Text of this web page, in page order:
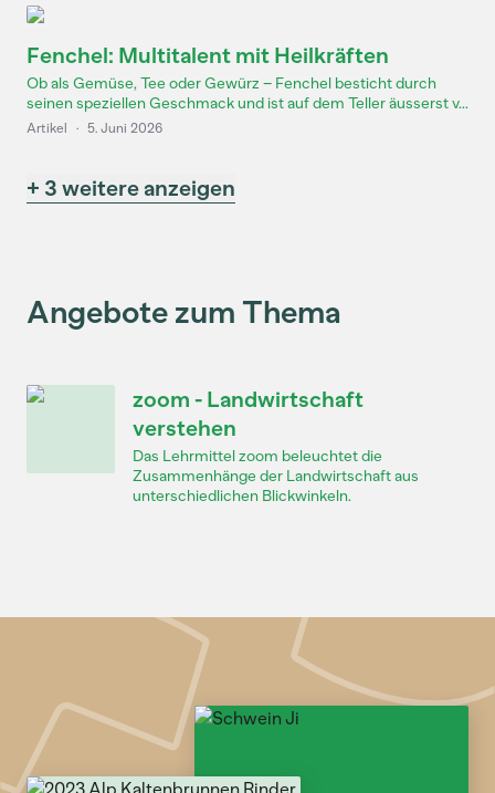
Fenchel: Multitalent mit Heilkräften
Ob als Gemüse, Tee oder Gewürz – Fenchel besticht durch
seinen speziellen Geschmack und ist auf dem Teller äusserst v...
Artikel · 5. Juni 2026
+ 3 weitere anzeigen
Angebote zum Thema
zoom - Landwirtschaft
verstehen
Das Lehrmittel zoom beleuchtet die
Zusammenhänge der Landwirtschaft aus
unterschiedlichen Blickwinkeln.